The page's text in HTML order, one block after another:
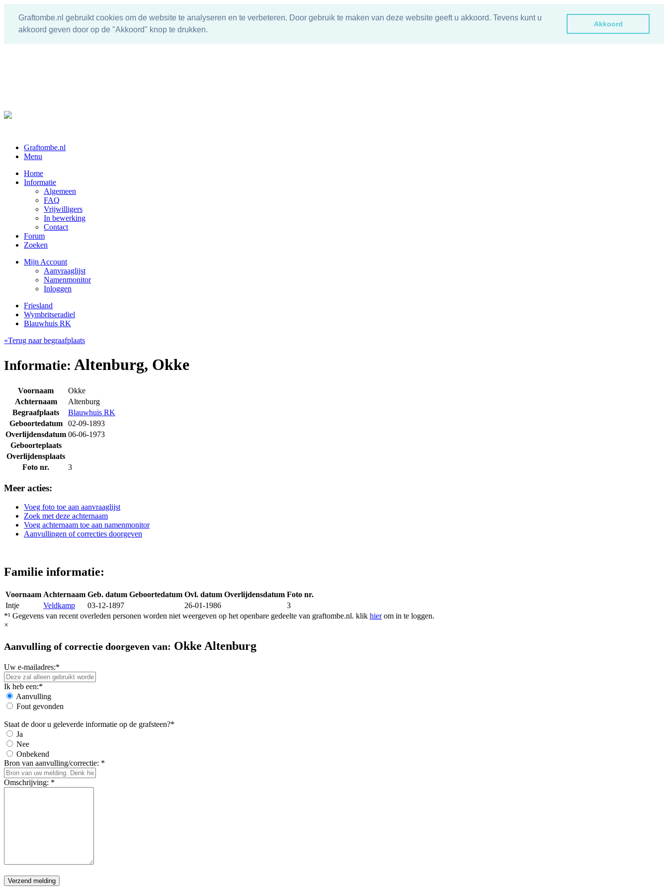
Graftombe.nl gebruikt cookies om de website te analyseren en te verbeteren. Door gebruik te maken van deze website geeft u akkoord. Tevens kunt u
akkoord geven door op de "Akkoord" knop te drukken.
Akkoord
Graftombe.nl
Menu
Home
Informatie
Algemeen
FAQ
Vrijwilligers
In bewerking
Contact
Forum
Zoeken
Mijn Account
Aanvraaglijst
Namenmonitor
Inloggen
Friesland
Wymbritseradiel
Blauwhuis RK
«Terug naar begraafplaats
Informatie: Altenburg, Okke
Voornaam
Okke
Achternaam
Altenburg
Begraafplaats
Blauwhuis RK
Geboortedatum
02-09-1893
Overlijdensdatum 06-06-1973
Geboorteplaats
Overlijdensplaats
Foto nr.
3
Meer acties:
Voeg foto toe aan aanvraaglijst
Zoek met deze achternaam
Voeg achternaam toe aan namenmonitor
Aanvullingen of correcties doorgeven
Familie informatie:
Voornaam Achternaam Geb. datum Geboortedatum Ovl. datum Overlijdensdatum Foto nr.
Intje
Veldkamp 03-12-1897 26-01-1986
3
*¹ Gegevens van recent overleden personen worden niet weergeven op het openbare gedeelte van graftombe.nl. klik hierom in te loggen.
×
Aanvulling of correctie doorgeven van: Okke Altenburg
Uw e-mailadres:*
Ik heb een:*
Aanvulling
Fout gevonden
Staat de door u geleverde informatie op de grafsteen?*
Ja
Nee
Onbekend
Bron van aanvulling/correctie: *
Omschrijving: *